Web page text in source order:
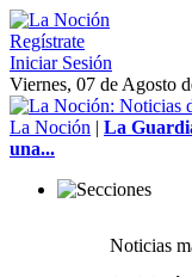
Regístrate
Iniciar Sesión
Viernes, 07 de Agosto
La Noción | La
una...
Noticias